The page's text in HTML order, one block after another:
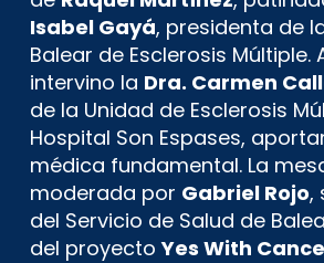
Isabel Gayá, presidenta de
Balear de Esclerosis Múltiple.
intervino la Dra. Carmen
de la Unidad de Esclerosis
Hospital Son Espases,
médica fundamental. La
moderada por Gabriel Rojo,
del Servicio de Salud de
del proyectoYes With